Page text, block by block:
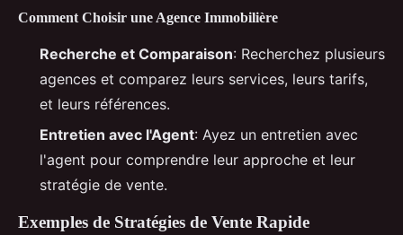
Comment Choisir une Agence Immobilière
Recherche et Comparaison: Recherchez plusieurs
agences et comparez leurs services, leurs tarifs,
et leurs références.
Entretien avec l'Agent: Ayez un entretien avec
l'agent pour comprendre leur approche et leur
stratégie de vente.
Exemples de Stratégies de Vente Rapide